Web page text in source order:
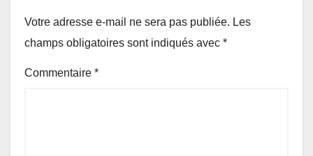
Votre adresse e-mail ne sera pas publiée. Les
champs obligatoires sont indiqués avec *
Commentaire *